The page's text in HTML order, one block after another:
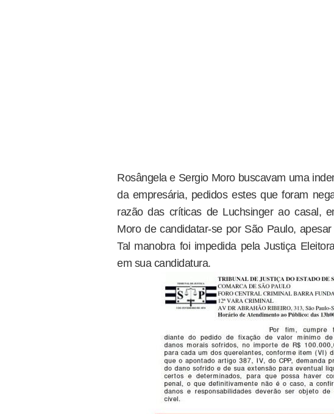
Rosângela e Sergio Moro buscavam uma
da empresária, pedidos estes que foram
razão das críticas de Luchsinger ao casal,
Moro de candidatar-se por São Paulo,
Tal manobra foi impedida pela Justiça
em sua candidatura.